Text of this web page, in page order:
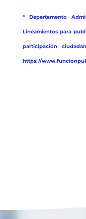
* Departamento
Lineamientos para
participación
https://